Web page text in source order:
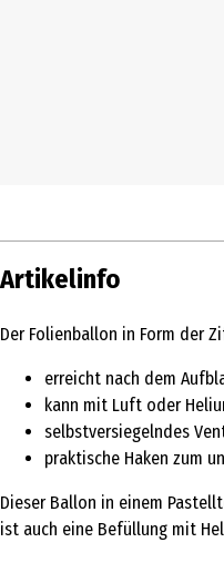
Artikelinfo
Der Folienballon in Form der
erreicht nach dem
kann mit Luft oder
selbstversiegelndes
praktische Haken zum
Dieser Ballon in einem
ist auch eine Befüllung mit